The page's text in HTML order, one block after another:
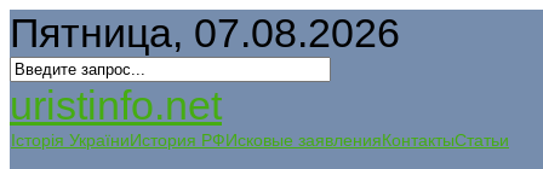
Пятница, 07.08.2026
uristinfo.net
Історія УкраїниИстория РФИсковые заявленияКонтактыСтатьи